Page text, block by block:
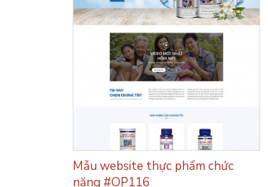
Mẫu website thực phẩm chức
năng #OP116